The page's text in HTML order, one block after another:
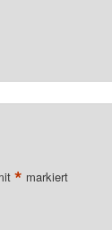
* markiert